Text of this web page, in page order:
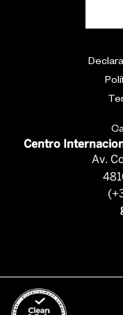
Centro
Av.